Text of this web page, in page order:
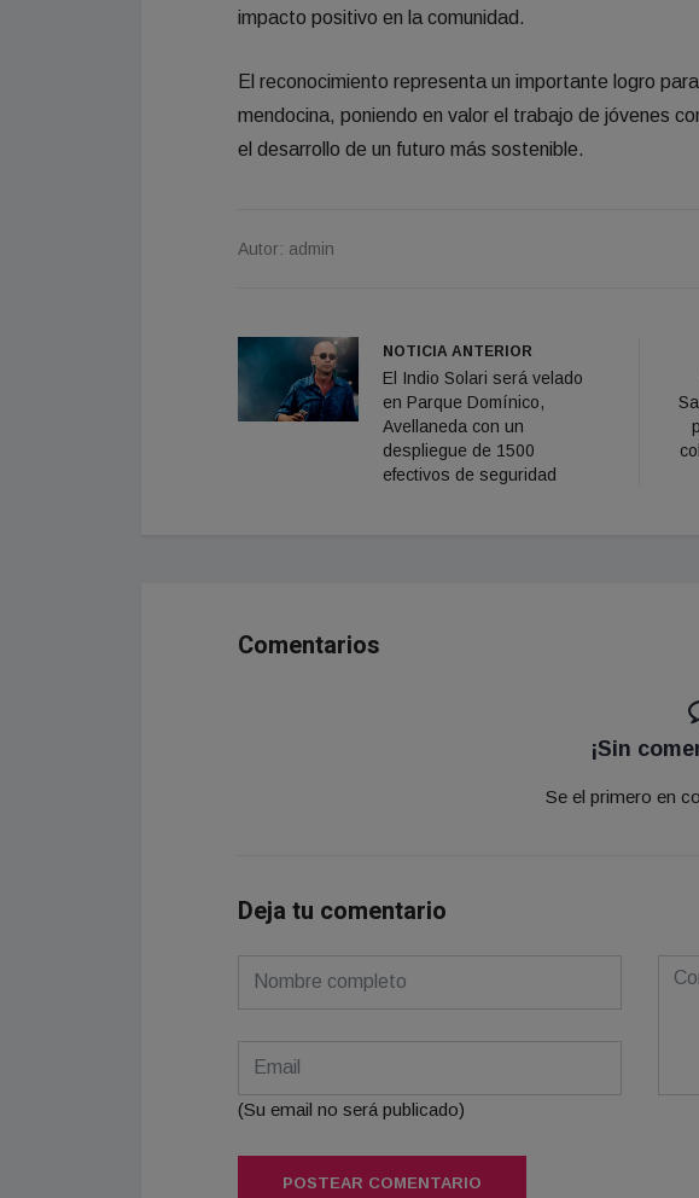
impacto positivo en la comunidad.
El reconocimiento representa un importante logro
mendocina, poniendo en valor el trabajo de jóvenes
el desarrollo de un futuro más sostenible.
Autor: admin
NOTICIA ANTERIOR
El Indio Solari será velado
en Parque Domínico,
Avellaneda con un
despliegue de 1500
efectivos de seguridad
Comentarios
¡Sin
Se el primero en
Deja tu comentario
(Su email no será publicado)
POSTEAR COMENTARIO